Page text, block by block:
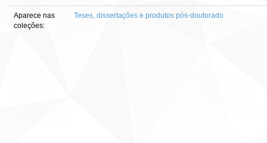
Aparece nas
coleções:
Teses, dissertações e produtos pós-doutorado